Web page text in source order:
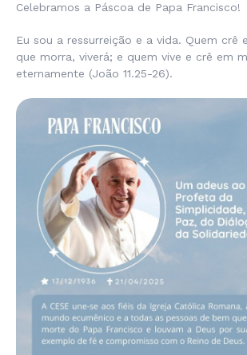
Celebramos a Páscoa de Papa Francisco!
Eu sou a ressurreição e a vida. Quem crê
que morra, viverá; e quem vive e crê em
eternamente (João 11.25-26).